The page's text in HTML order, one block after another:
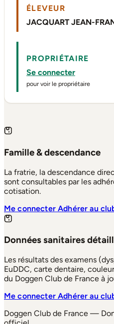
ÉLEVEUR
JACQUART JEAN-
PROPRIÉTAIRE
Se connecter
pour voir le propriétaire
Famille & descendance
La fratrie, la descendance
sont consultables par les
cotisation.
Me connecterAdhérer au
Données sanitaires
Les résultats des examens
EuDDC, carte dentaire,
du Doggen Club de France à
Me connecterAdhérer au
Doggen Club de France —